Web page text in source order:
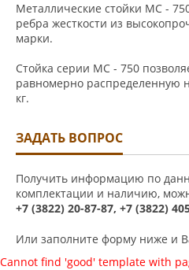
Металлические стойки МС -
ребра жесткости из
марки.
Стойка серии МС - 750
равномерно распределенную
кг.
ЗАДАТЬ ВОПРОС
Получить информацию по
комплектации и наличию,
+7 (3822) 20-87-87, +7 (3822)
Или заполните форму ниже и
Cannot find 'good' template with